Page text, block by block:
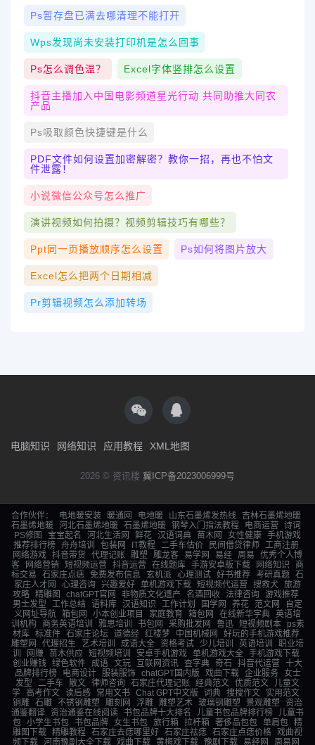
Ps暂存盘已满去哪清理不能打开
Wps发现尚未安装打印机是怎么回事
Ps怎么调色温？ Excel字体竖排怎么设置
抖音主播加入中国电影频道星光行动 共同助推大同农
产品
Ps吸取颜色快捷键是什么
PDF文件如何设置加密解密？教你一招，再也不怕文
件泄露！
小说微信公众号怎么推广
演讲视频如何拍摄？视频剪辑技巧有哪些？
Ppt同一页播放顺序怎么设置 Ps如何将图片放大
Excel怎么把两个日期相减
Pr剪辑视频怎么添加转场
电脑知识 网络知识 应用教程 XML地图
2026 © 资讯楼 冀ICP备2023006999号
合作伙伴： 电地暖安装 暖通网 电地暖 山东石墨烯发热线
吉林石墨烯地暖
石墨烯地暖
河北石墨烯地暖 石墨烯地暖 钢琴入门指法教程 电商运营
诗词
PS修图
宝宝起名 河北生活网 鲜花 汉语词典 苗木网 女性健康 手机游戏
推荐排行榜
舟舟培训 包装网 IT教程 二手车估价 民间借贷律师
工商注册
网络游戏 抖音带货 代理记账 雕塑 雕龙客 易学网 易经 周易
优秀个人博
客
网络营销 短视频运营 抖音运营 在线题库 手游安卓版下载 网络知识
商
标交易
石家庄点痣 免费发布信息 玄机派 心理测试 好书推荐 考研真题 石
家庄人才网
心理咨询 兴趣爱好 单机游戏下载 短视频代运营 搜救犬 旅游
攻略 精雕图 chatGPT官网 非物质文化遗产 名酒回收 法律咨询 游戏推荐
男士发型
工作总结 语料库 汉语知识 工作计划 国学网 养花 范文网
自定
义网址导航 箱包网 小本创业项目 家庭教育 箱包网 在线新华字典 英语培
训机构
商务英语培训 雅思培训 书包网 采购批发网 鲁迅 短视频剧本
ps素
材库
标准件 石家庄论坛 道德经 红楼梦 中国机械网
好玩的手机游戏推荐
雕塑网
代理招生 艺术培训 成语大全 资格考试 少儿培训 英语培训
职业培
训
网赚 苗木供应 短视频培训 安卓手机游戏 单机游戏大全
手机游戏下载
创业赚钱
绿色软件 成语 文玩 互联网资讯 查字典 奇石 抖音代运营 十大
品牌排行榜
电商设计 服装服饰 chatGPT国内版 戏曲下载 企业服务
女士
发型
二手车 散文 律师咨询 石家庄代理记账 经典范文 优质范文
儿童文
学 高考作文 读后感 常用文书 Chat GPT中文版 词典 搜搜作文
实用范文
铜雕 石雕 不锈钢雕塑 雕刻网 浮雕 雕塑艺术 玻璃钢雕塑 景观雕塑
资治
通鉴翻译
资治通鉴在线阅读 书包品牌十大排名 儿童书包品牌排行榜
儿童书
包 小学生书包 书包品牌 女生书包 旅行箱 拉杆箱 奢侈品包包 单肩包 精
雕图下载 精雕教程 石家庄去痣哪里好 石家庄祛痣 石家庄点痣价格 戏曲视
频下载
河南豫剧大全下载 戏曲下载 黄梅戏下载 豫剧下载 易经网 周易网